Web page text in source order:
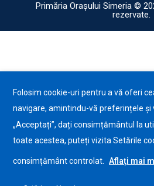
Primăria Orașului Simeria ©
rezervate.
Folosim cookie-uri pentru a vă oferi
navigare, amintindu-vă preferințele și
„Acceptați”, dați consimțământul la
toate acestea, puteți vizita Setările
consimțământ controlat. Aflați mai